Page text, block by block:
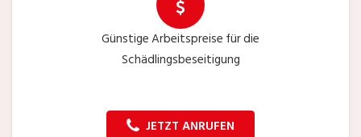
Günstige Arbeitspreise für die
Schädlingsbeseitigung
JETZT ANRUFEN